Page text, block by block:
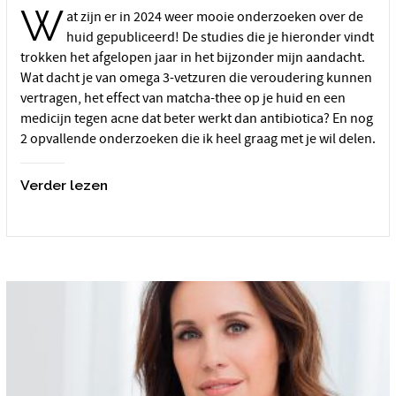
W at zijn er in 2024 weer mooie onderzoeken over de
huid gepubliceerd! De studies die je hieronder vindt
trokken het afgelopen jaar in het bijzonder mijn aandacht.
Wat dacht je van omega 3-vetzuren die veroudering kunnen
vertragen, het effect van matcha-thee op je huid en een
medicijn tegen acne dat beter werkt dan antibiotica? En nog
2 opvallende onderzoeken die ik heel graag met je wil delen.
Verder lezen